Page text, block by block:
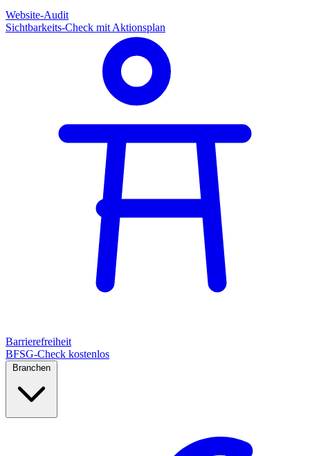
Website-Audit
Sichtbarkeits-Check mit Aktionsplan
Barrierefreiheit
BFSG-Check kostenlos